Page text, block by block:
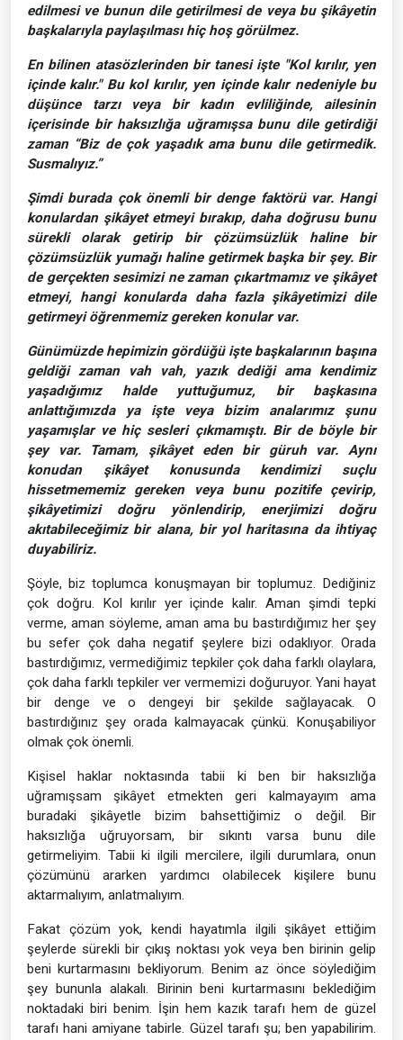
edilmesi ve bunun dile getirilmesi de veya bu şikâyetin
başkalarıyla paylaşılması hiç hoş görülmez.
En bilinen atasözlerinden bir tanesi işte "Kol kırılır, yen
içinde kalır." Bu kol kırılır, yen içinde kalır nedeniyle bu
düşünce tarzı veya bir kadın evliliğinde, ailesinin
içerisinde bir haksızlığa uğramışsa bunu dile getirdiği
zaman “Biz de çok yaşadık ama bunu dile getirmedik.
Susmalıyız.”
Şimdi burada çok önemli bir denge faktörü var. Hangi
konulardan şikâyet etmeyi bırakıp, daha doğrusu bunu
sürekli olarak getirip bir çözümsüzlük haline bir
çözümsüzlük yumağı haline getirmek başka bir şey. Bir
de gerçekten sesimizi ne zaman çıkartmamız ve şikâyet
etmeyi, hangi konularda daha fazla şikâyetimizi dile
getirmeyi öğrenmemiz gereken konular var.
Günümüzde hepimizin gördüğü işte başkalarının başına
geldiği zaman vah vah, yazık dediği ama kendimiz
yaşadığımız halde yuttuğumuz, bir başkasına
anlattığımızda ya işte veya bizim analarımız şunu
yaşamışlar ve hiç sesleri çıkmamıştı. Bir de böyle bir
şey var. Tamam, şikâyet eden bir güruh var. Aynı
konudan şikâyet konusunda kendimizi suçlu
hissetmememiz gereken veya bunu pozitife çevirip,
şikâyetimizi doğru yönlendirip, enerjimizi doğru
akıtabileceğimiz bir alana, bir yol haritasına da ihtiyaç
duyabiliriz.
Şöyle, biz toplumca konuşmayan bir toplumuz. Dediğiniz
çok doğru. Kol kırılır yer içinde kalır. Aman şimdi tepki
verme, aman söyleme, aman ama bu bastırdığımız her şey
bu sefer çok daha negatif şeylere bizi odaklıyor. Orada
bastırdığımız, vermediğimiz tepkiler çok daha farklı olaylara,
çok daha farklı tepkiler ver vermemizi doğuruyor. Yani hayat
bir denge ve o dengeyi bir şekilde sağlayacak. O
bastırdığınız şey orada kalmayacak çünkü. Konuşabiliyor
olmak çok önemli.
Kişisel haklar noktasında tabii ki ben bir haksızlığa
uğramışsam şikâyet etmekten geri kalmayayım ama
buradaki şikâyetle bizim bahsettiğimiz o değil. Bir
haksızlığa uğruyorsam, bir sıkıntı varsa bunu dile
getirmeliyim. Tabii ki ilgili mercilere, ilgili durumlara, onun
çözümünü ararken yardımcı olabilecek kişilere bunu
aktarmalıyım, anlatmalıyım.
Fakat çözüm yok, kendi hayatımla ilgili şikâyet ettiğim
şeylerde sürekli bir çıkış noktası yok veya ben birinin gelip
beni kurtarmasını bekliyorum. Benim az önce söylediğim
şey bununla alakalı. Birinin beni kurtarmasını beklediğim
noktadaki biri benim. İşin hem kazık tarafı hem de güzel
tarafı hani amiyane tabirle. Güzel tarafı şu; ben yapabilirim.